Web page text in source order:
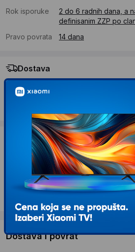
Rok isporuke
2 do 6 radnih dana, a
definisanim ZZP po
Pravo povrata
14 dana
Dostava
Standardna dostava se očekuje u roku
dana
Želite li ponudu za firmu?
Kontaktirajte nas
Opis proizvoda UGREEN
TAB./Mob.Tel. LP115 Ugreen
Dostava i povrat